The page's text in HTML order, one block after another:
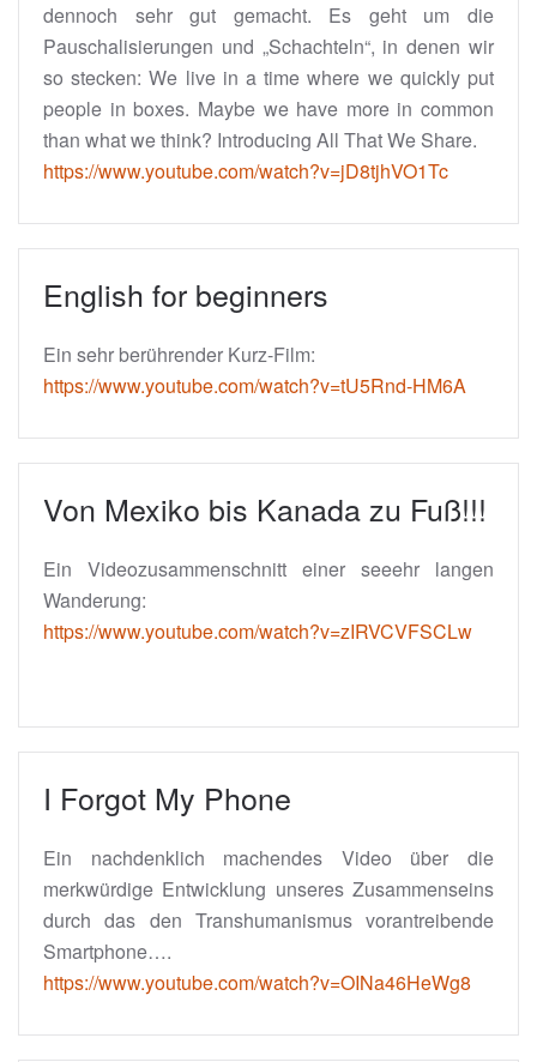
dennoch sehr gut gemacht. Es geht um die
Pauschalisierungen und „Schachteln“, in denen wir
so stecken: We live in a time where we quickly put
people in boxes. Maybe we have more in common
than what we think? Introducing All That We Share.
https://www.youtube.com/watch?v=jD8tjhVO1Tc
English for beginners
Ein sehr berührender Kurz-Film:
https://www.youtube.com/watch?v=tU5Rnd-HM6A
Von Mexiko bis Kanada zu Fuß!!!
Ein Videozusammenschnitt einer seeehr langen
Wanderung:
https://www.youtube.com/watch?v=zIRVCVFSCLw
I Forgot My Phone
Ein nachdenklich machendes Video über die
merkwürdige Entwicklung unseres Zusammenseins
durch das den Transhumanismus vorantreibende
Smartphone….
https://www.youtube.com/watch?v=OINa46HeWg8